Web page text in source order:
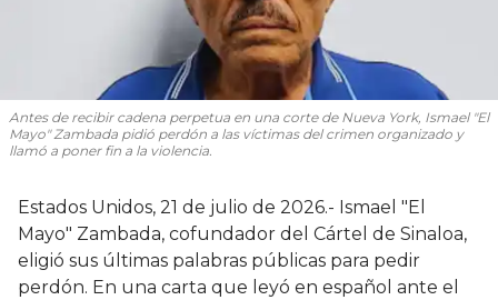
Antes de recibir cadena perpetua en una corte de Nueva York, Ismael "El
Mayo" Zambada pidió perdón a las víctimas del crimen organizado y
llamó a poner fin a la violencia.
Estados Unidos, 21 de julio de 2026.- Ismael "El
Mayo" Zambada, cofundador del Cártel de Sinaloa,
eligió sus últimas palabras públicas para pedir
perdón. En una carta que leyó en español ante el